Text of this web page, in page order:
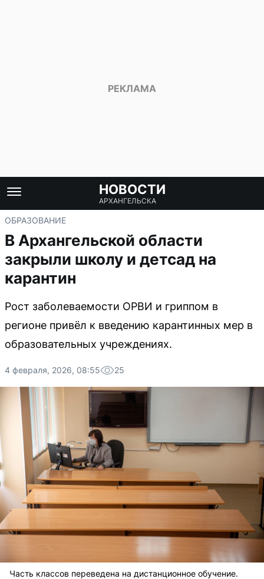
НОВОСТИ
АРХАНГЕЛЬСКА
ОБРАЗОВАНИЕ
В Архангельской области
закрыли школу и детсад на
карантин
Рост заболеваемости ОРВИ и гриппом в
регионе привёл к введению карантинных мер в
образовательных учреждениях.
4 февраля, 2026, 08:55 25
Часть классов переведена на дистанционное обучение.